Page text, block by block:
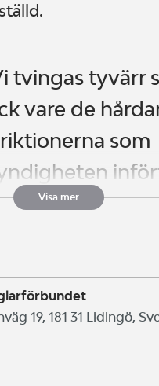
är
tvingas tyvärr
vare de
som
in anmälan
genomföra
med
Visa mer
19, 181 31 Lidingö,